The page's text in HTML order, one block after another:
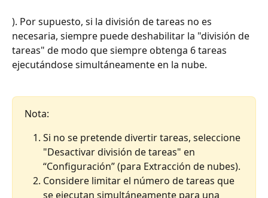
). Por supuesto, si la división de tareas no es
necesaria, siempre puede deshabilitar la "división de
tareas" de modo que siempre obtenga 6 tareas
ejecutándose simultáneamente en la nube.
Nota:
Si no se pretende divertir tareas, seleccione
"Desactivar división de tareas" en
“Configuración” (para Extracción de nubes).
Considere limitar el número de tareas que
se ejecutan simultáneamente para una